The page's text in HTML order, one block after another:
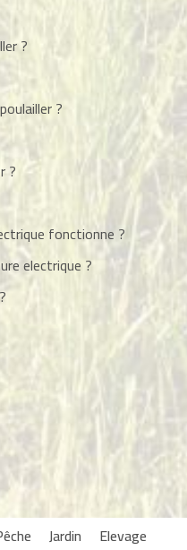
?
?
?
fonctionne ?
electrique ?
Jardin
Elevage